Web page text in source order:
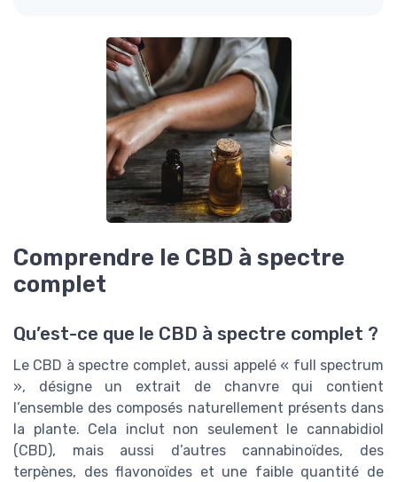
Comprendre le CBD à spectre
complet
Qu’est-ce que le CBD à spectre complet ?
Le CBD à spectre complet, aussi appelé « full spectrum
», désigne un extrait de chanvre qui contient
l’ensemble des composés naturellement présents dans
la plante. Cela inclut non seulement le cannabidiol
(CBD), mais aussi d’autres cannabinoïdes, des
terpènes, des flavonoïdes et une faible quantité de